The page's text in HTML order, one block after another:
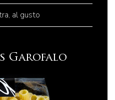
al gusto
Garofalo